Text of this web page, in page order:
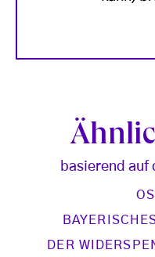
basierend auf
DER